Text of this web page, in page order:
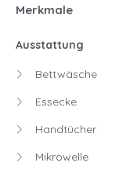
Merkmale
Ausstattung
Bettwäsche
Essecke
Handtücher
Mikrowelle